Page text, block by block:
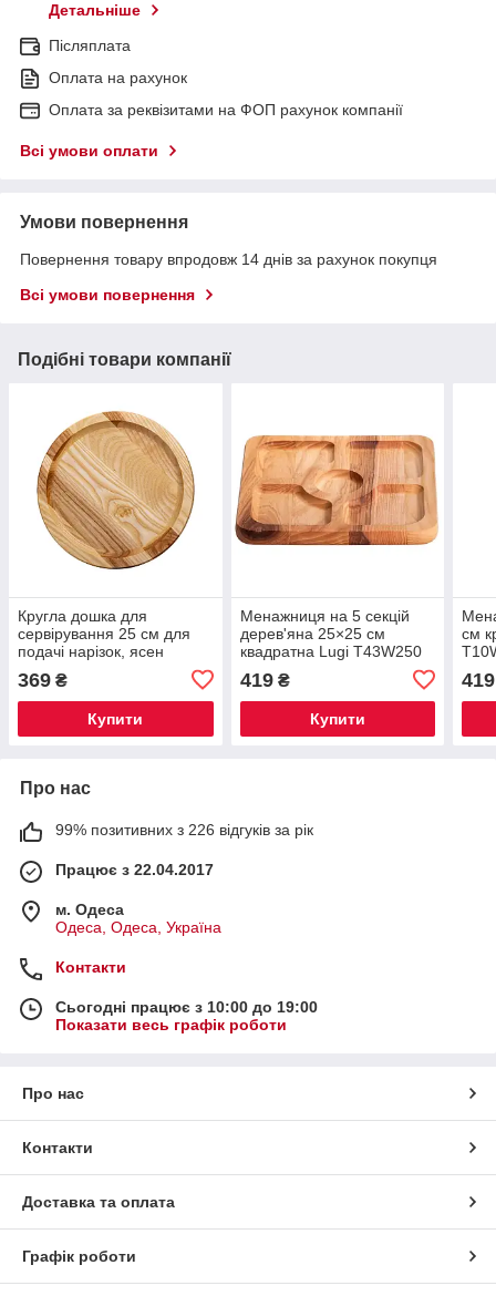
Детальніше
Післяплата
Оплата на рахунок
Оплата за реквізитами на ФОП рахунок компанії
Всі умови оплати
Умови повернення
Повернення товару впродовж 14 днів за рахунок покупця
Всі умови повернення
Подібні товари компанії
Кругла дошка для
сервірування 25 см для
подачі нарізок, ясен
369 ₴
Купити
Менажниця на 5 секцій
дерев'яна 25×25 см
квадратна Lugi T43W250
419₴
Купити
см
419
Про нас
99% позитивних з 226 відгуків за рік
Працює з 22.04.2017
м. Одеса
Одеса, Одеса, Україна
Контакти
Сьогодні працює з 10:00 до 19:00
Показати весь графік роботи
Про нас
Контакти
Доставка та оплата
Графік роботи